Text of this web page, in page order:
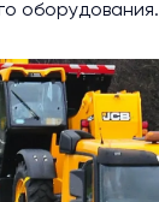
оборудования.